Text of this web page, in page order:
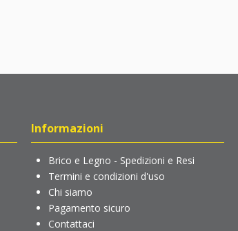
Informazioni
Brico e Legno - Spedizioni e Resi
Termini e condizioni d'uso
Chi siamo
Pagamento sicuro
Contattaci